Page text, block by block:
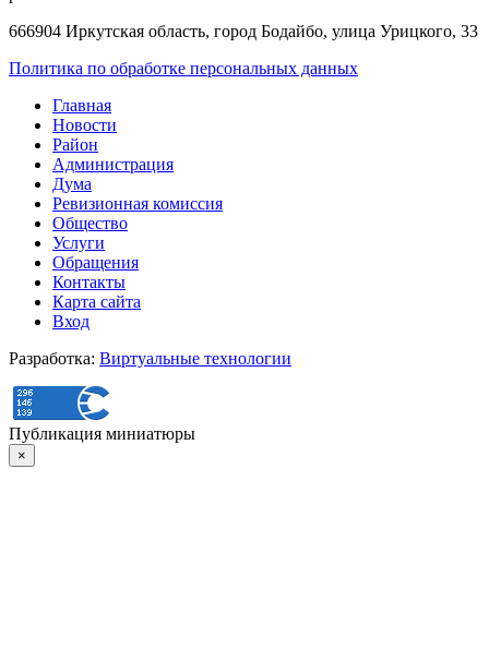
666904 Иркутская область, город Бодайбо, улица Урицкого, 33
Политика по обработке персональных данных
Главная
Новости
Район
Администрация
Дума
Ревизионная комиссия
Общество
Услуги
Обращения
Контакты
Карта сайта
Вход
Разработка: Виртуальные технологии
Публикация миниатюры
×